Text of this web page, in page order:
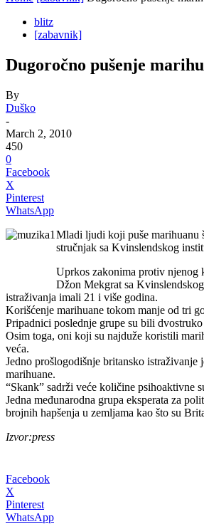
blitz
[zabavnik]
Dugoročno pušenje
By
Duško
-
March 2, 2010
450
0
Facebook
X
Pinterest
WhatsApp
Mladi ljudi koji puše marihuanu
stručnjak sa Kvinslendskog
Uprkos zakonima protiv njenog
Džon Mekgrat sa
istraživanja imali 21 i više godina.
Korišćenje marihuane tokom manje od tri
Pripadnici poslednje grupe su bili
Osim toga, oni koji su najduže koristili
veća.
Jedno prošlogodišnje britansko
marihuane.
“Skank” sadrži veće količine psihoaktivne
Jedna međunarodna grupa eksperata za
brojnih hapšenja u zemljama kao što su
Izvor:press
Facebook
X
Pinterest
WhatsApp